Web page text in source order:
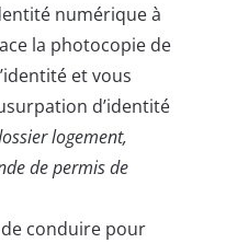
numérique à
la photocopie de
et vous
d’identité
logement,
de permis de
conduire pour